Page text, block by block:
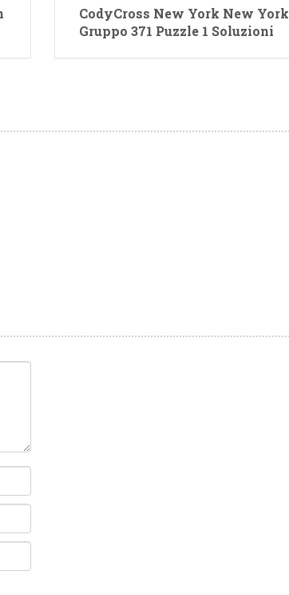
CodyCross New York New York
Gruppo 371 Puzzle 1 Soluzioni